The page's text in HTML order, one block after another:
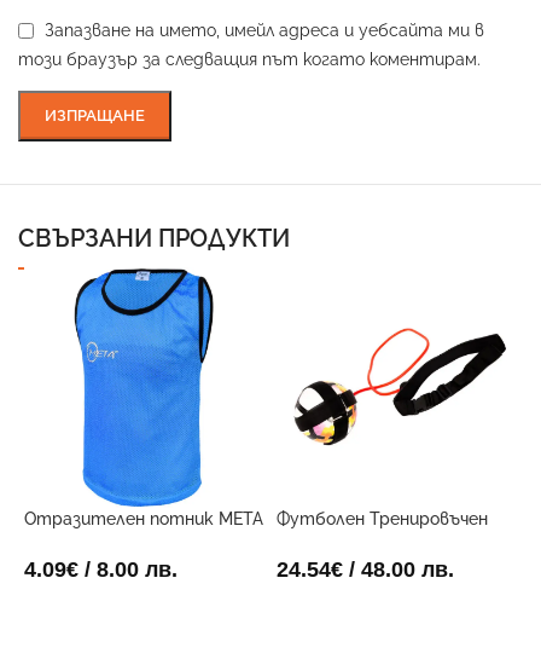
Запазване на името, имейл адреса и уебсайта ми в
този браузър за следващия път когато коментирам.
СВЪРЗАНИ ПРОДУКТИ
Отразителен потник META
4.09€ / 8.00 лв.
Футболен Тренировъчен
24.54€/ 48.00 лв.